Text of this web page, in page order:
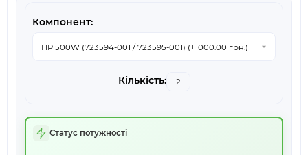
Статус потужності